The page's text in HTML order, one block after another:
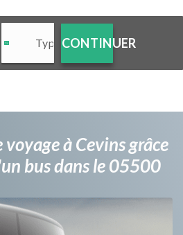
CONTINUER
à Cevins grâce
bus dans le 05500